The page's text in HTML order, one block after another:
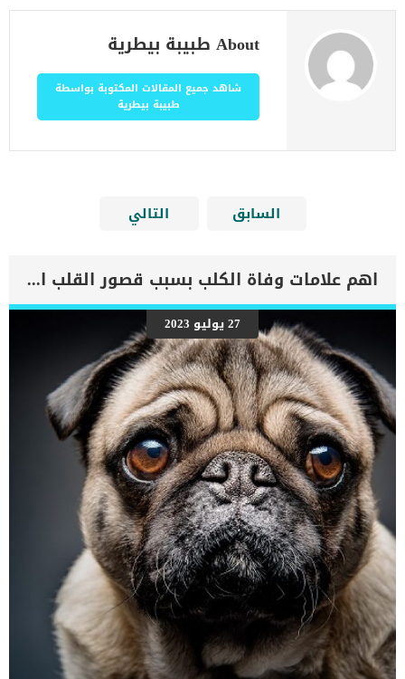
About طبيبة بيطرية
شاهد جميع المقالات المكتوبة بواسطة
طبيبة بيطرية
السابق التالي
اهم علامات وفاة الكلب بسبب قصور القلب الاحتقانى
27 يوليو 2023